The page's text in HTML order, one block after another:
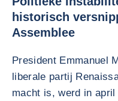
historisch
Assemblee
President Emmanuel
liberale partij
macht is, werd in